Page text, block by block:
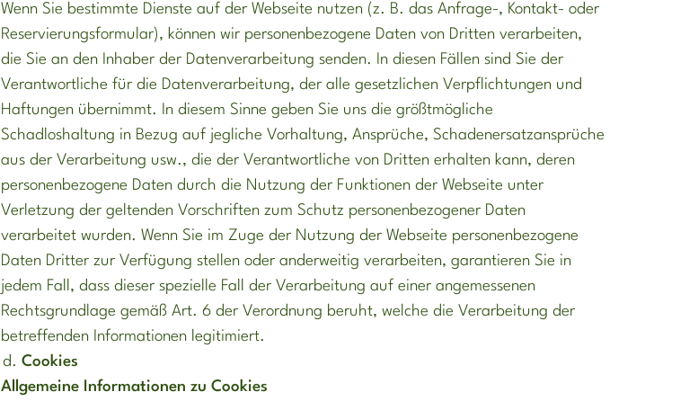
Wenn Sie bestimmte Dienste auf der Webseite nutzen (z. B. das Anfrage-, Kontakt- oder
Reservierungsformular), können wir personenbezogene Daten von Dritten verarbeiten,
die Sie an den Inhaber der Datenverarbeitung senden. In diesen Fällen sind Sie der
Verantwortliche für die Datenverarbeitung, der alle gesetzlichen Verpflichtungen und
Haftungen übernimmt. In diesem Sinne geben Sie uns die größtmögliche
Schadloshaltung in Bezug auf jegliche Vorhaltung, Ansprüche, Schadenersatzansprüche
aus der Verarbeitung usw., die der Verantwortliche von Dritten erhalten kann, deren
personenbezogene Daten durch die Nutzung der Funktionen der Webseite unter
Verletzung der geltenden Vorschriften zum Schutz personenbezogener Daten
verarbeitet wurden. Wenn Sie im Zuge der Nutzung der Webseite personenbezogene
Daten Dritter zur Verfügung stellen oder anderweitig verarbeiten, garantieren Sie in
jedem Fall, dass dieser spezielle Fall der Verarbeitung auf einer angemessenen
Rechtsgrundlage gemäß Art. 6 der Verordnung beruht, welche die Verarbeitung der
betreffenden Informationen legitimiert.
Cookies
Allgemeine Informationen zu Cookies